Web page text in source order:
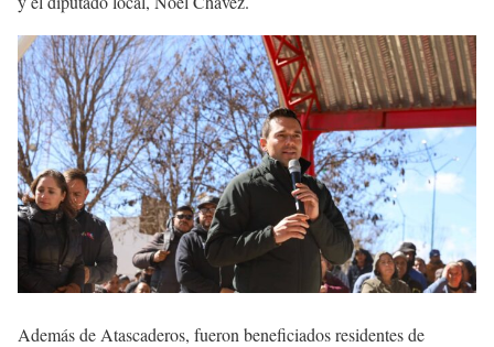
Además de Atascaderos, fueron beneficiados residentes de